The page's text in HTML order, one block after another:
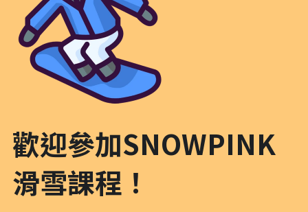
雪場介紹 藏王
滑雪新手指南
北海道旭川滑雪攻略
山形藏王滑雪攻略
越後湯澤滑雪攻略
常見問題
聯絡我們
IG
Facebook
特約廠商
註冊
預約課程
歡迎參加SNOWPINK
滑雪課程！
山形藏王滑雪攻略